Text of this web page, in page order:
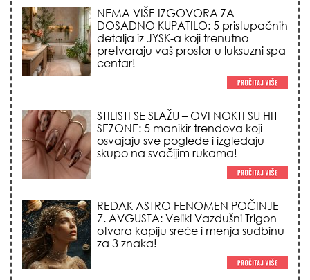
STILISTI SE SLAŽU – OVI NOKTI SU HIT
SEZONE: 5 manikir trendova koji
osvajaju sve poglede i izgledaju
skupo na svačijim rukama!
REDAK ASTRO FENOMEN POČINJE
7. AVGUSTA: Veliki Vazdušni Trigon
otvara kapiju sreće i menja sudbinu
za 3 znaka!
LJUDI U SRBIJI MASOVNO KUPUJU
OVO ČUDO OD 200 DINARA: Trik sa
peškirom i ledom koji rashlađuje stan
na +35 za 10 minuta (BEZ KLIME)!